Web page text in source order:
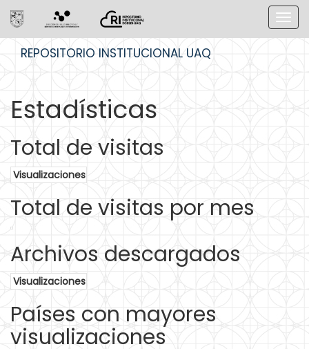
REPOSITORIO INSTITUCIONAL UAQ
Estadísticas
Total de visitas
Visualizaciones
Total de visitas por mes
Archivos descargados
Visualizaciones
Países con mayores
visualizaciones